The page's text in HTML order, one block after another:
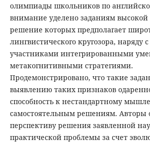
олимпиады школьников по
внимание уделено заданиям высокой
решение которых предполагает
лингвистического кругозора, наряду
участниками интегрированными
метакогнитивными стратегиями.
Продемонстрировано, что такие
выявлению таких признаков
способность к нестандартному
самостоятельным решениям. Авторы
перспективу решения заявленной
практической проблемы за счет